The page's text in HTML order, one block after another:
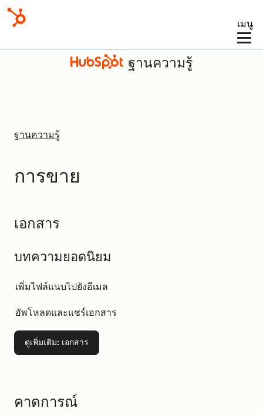
เมนู
ฐานความรู้
ฐานความรู้
การขาย
เอกสาร
บทความยอดนิยม
เพิ่มไฟล์แนบไปยังอีเมล
อัพโหลดและแชร์เอกสาร
ดูเพิ่มเติม: เอกสาร
คาดการณ์